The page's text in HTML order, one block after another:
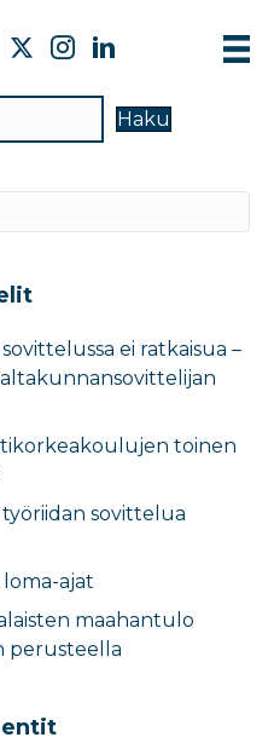
Haku
ei ratkaisua –
toinen
sovittelua
ajat​
maahantulo
perusteella​